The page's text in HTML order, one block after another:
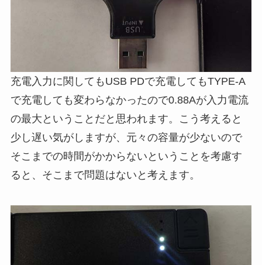
充電入力に関してもUSB PDで充電してもTYPE-A
で充電しても変わらなかったので0.88Aが入力電流
の最大ということだと思われます。こう考えると
少し遅い気がしますが、元々の容量が少ないので
そこまでの時間がかからないということを考慮す
ると、そこまで問題はないと考えます。